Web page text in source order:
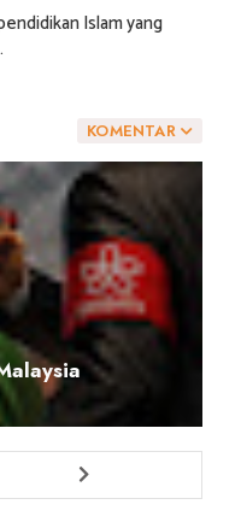
Islam yang
KOMENTAR